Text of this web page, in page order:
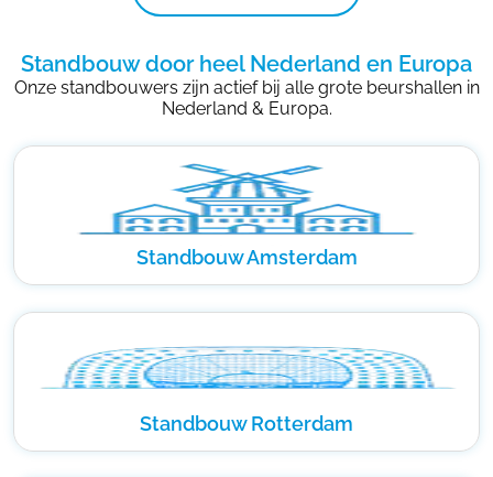
Standbouw door heel Nederland en Europa
Onze standbouwers zijn actief bij alle grote beurshallen in
Nederland & Europa.
Standbouw Amsterdam
Standbouw Rotterdam